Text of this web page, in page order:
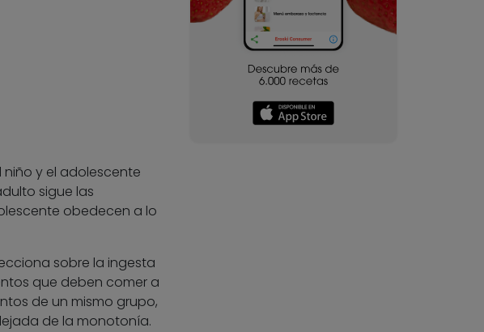
y el adolescente
sigue las
obedecen a lo
sobre la ingesta
que deben comer a
de un mismo grupo,
de la monotonía.